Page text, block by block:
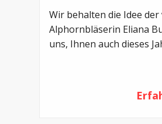
Wir behalten die Idee
Alphornbläserin Eliana
uns, Ihnen auch dieses